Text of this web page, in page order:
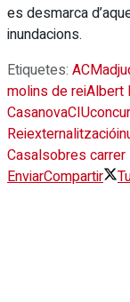
es desmarca
inundacions.
Etiquetes: ACM
molins de reiAlbert
CasanovaCIU
Reiexternalització
Casalsobres carrer
EnviarCompartir